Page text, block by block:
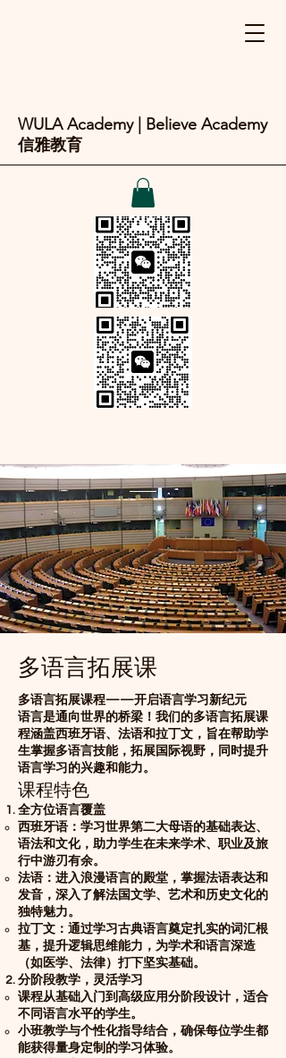
WULA Academy | Believe Academy
信雅教育
多语言拓展课
多语言拓展课程——开启语言学习新纪元
语言是通向世界的桥梁！我们的多语言拓展课
程涵盖西班牙语、法语和拉丁文，旨在帮助学
生掌握多语言技能，拓展国际视野，同时提升
语言学习的兴趣和能力。
课程特色
全方位语言覆盖
西班牙语：学习世界第二大母语的基础表达、
语法和文化，助力学生在未来学术、职业及旅
行中游刃有余。
法语：进入浪漫语言的殿堂，掌握法语表达和
发音，深入了解法国文学、艺术和历史文化的
独特魅力。
拉丁文：通过学习古典语言奠定扎实的词汇根
基，提升逻辑思维能力，为学术和语言深造
（如医学、法律）打下坚实基础。
分阶段教学，灵活学习
课程从基础入门到高级应用分阶段设计，适合
不同语言水平的学生。
小班教学与个性化指导结合，确保每位学生都
能获得量身定制的学习体验。